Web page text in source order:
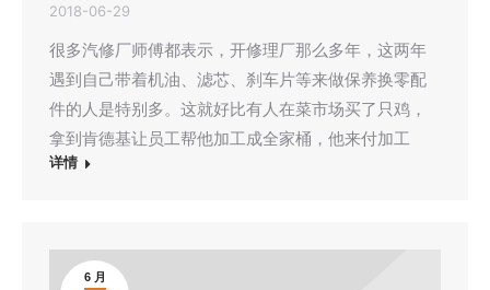
2018-06-29
很多汽修厂师傅都表示，开修理厂那么多年，这两年
遇到自己带着机油、滤芯、刹车片等来做保养换零配
件的人是特别多。这就好比有人在菜市场买了只鸡，
拿到肯德基让员工帮他加工成全家桶，他来付加工
详情
6 月